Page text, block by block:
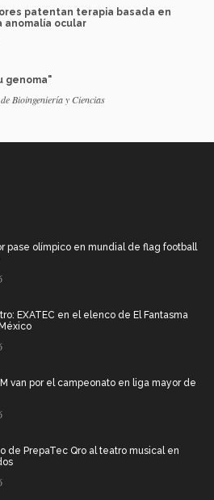
patentan terapia basada en
anomalía ocular
genoma"
Bioingeniería y Ciencias
pase olímpico en mundial de flag football
EXATEC en el elenco de El Fantasma
van por el campeonato en liga mayor de
de PrepaTec Qro al teatro musical en